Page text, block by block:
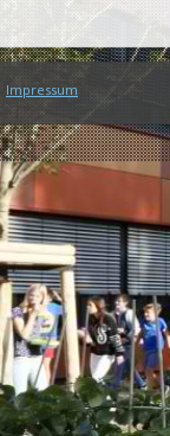
Impressum